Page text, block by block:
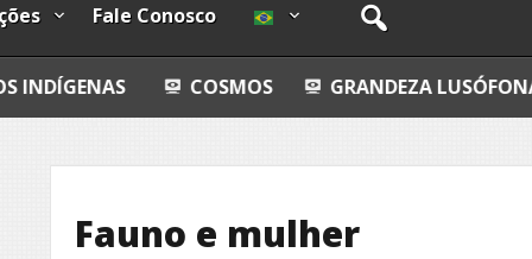
Fale Conosco
COSMOS GRANDEZA LUSÓFONA E EXPO-
Fauno e mulher